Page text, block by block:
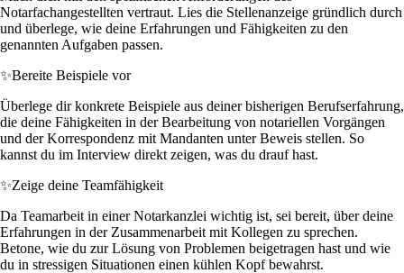
Notarfachangestellten vertraut. Lies die Stellenanzeige gründlich durch
und überlege, wie deine Erfahrungen und Fähigkeiten zu den
genannten Aufgaben passen.
✨Bereite Beispiele vor
Überlege dir konkrete Beispiele aus deiner bisherigen Berufserfahrung,
die deine Fähigkeiten in der Bearbeitung von notariellen Vorgängen
und der Korrespondenz mit Mandanten unter Beweis stellen. So
kannst du im Interview direkt zeigen, was du drauf hast.
✨Zeige deine Teamfähigkeit
Da Teamarbeit in einer Notarkanzlei wichtig ist, sei bereit, über deine
Erfahrungen in der Zusammenarbeit mit Kollegen zu sprechen.
Betone, wie du zur Lösung von Problemen beigetragen hast und wie
du in stressigen Situationen einen kühlen Kopf bewahrst.